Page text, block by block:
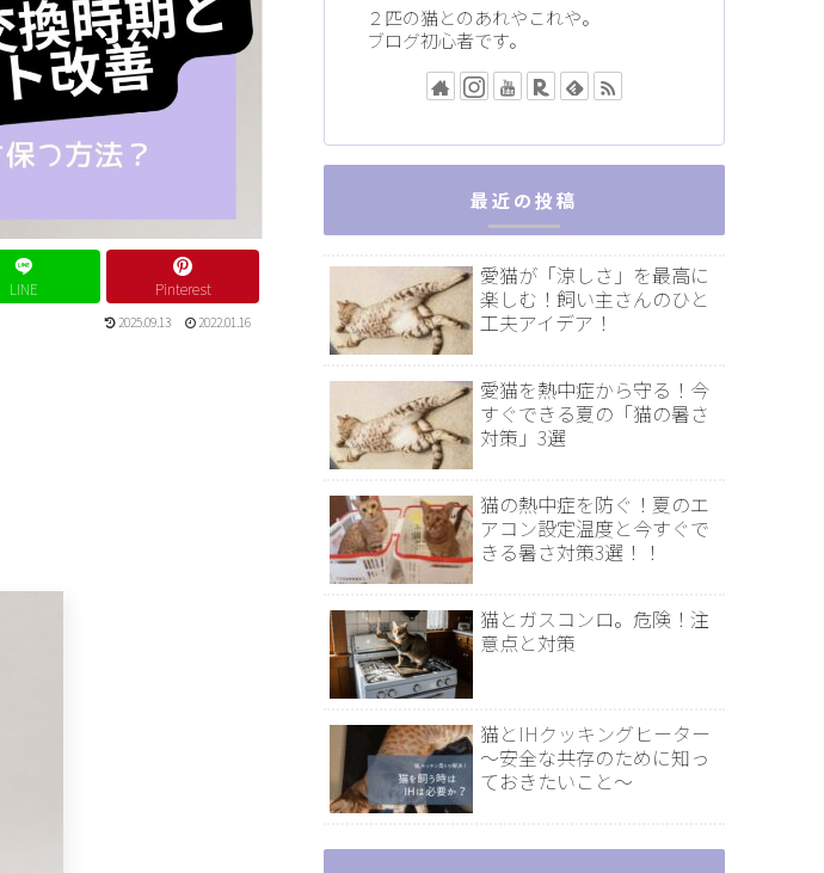
LINE Pinterest
2025.09.13 2022.01.16
２匹の猫とのあれやこれや。
ブログ初心者です。
最近の投稿
愛猫が「涼しさ」を最高に
楽しむ！飼い主さんのひと
工夫アイデア！
愛猫を熱中症から守る！今
すぐできる夏の「猫の暑さ
対策」3選
猫の熱中症を防ぐ！夏のエ
アコン設定温度と今すぐで
きる暑さ対策3選！！
猫とガスコンロ。危険！注
意点と対策
猫とIHクッキングヒーター
～安全な共存のために知っ
ておきたいこと～